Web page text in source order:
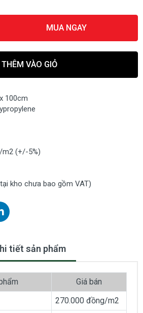
MUA NGAY
THÊM VÀO GIỎ
100cm
m2 (+/-5%)
kho chưa bao gồm VAT)
tiết sản phẩm
Giá bán
270.000 đồng/m2